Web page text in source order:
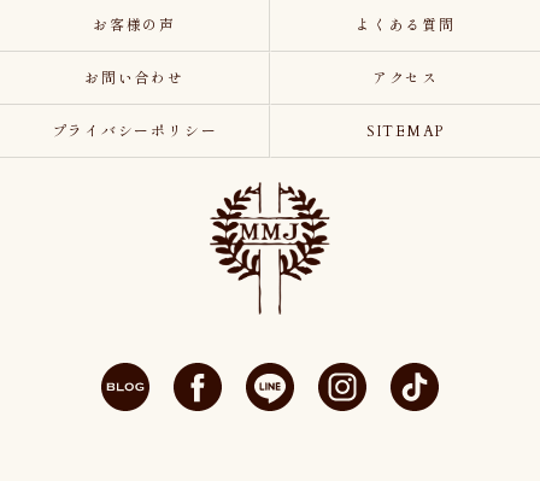
お客様の声 よくある質問
お問い合わせ アクセス
プライバシーポリシー SITEMAP